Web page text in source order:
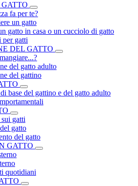
fa per te?
un gatto
gatto in casa o un cucciolo di gatto
per gatti
DEL GATTO
del gatto adulto
del gattino
base del gattino e del gatto adulto
sui gatti
gatto
del gatto
GATTO
quotidiani